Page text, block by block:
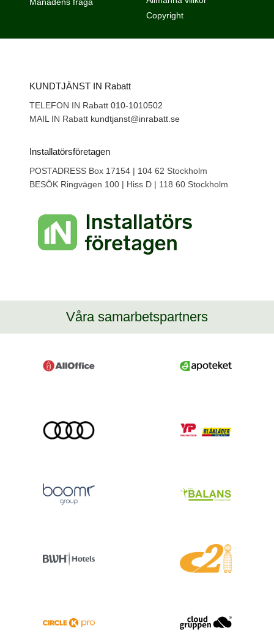
Copyright
KUNDTJÄNST IN Rabatt
TELEFON IN Rabatt 010-1010502
MAIL IN Rabatt kundtjanst@inrabatt.se
Installatörsföretagen
POSTADRESS Box 17154 | 104 62 Stockholm
BESÖK Ringvägen 100 | Hiss D | 118 60 Stockholm
Våra samarbetspartners